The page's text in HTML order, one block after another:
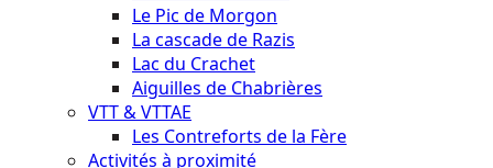
Le Pic de Morgon
La cascade de Razis
Lac du Crachet
Aiguilles de Chabrières
VTT & VTTAE
Les Contreforts de la Fère
Activités à proximité